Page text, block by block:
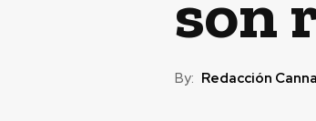
By: Redacción